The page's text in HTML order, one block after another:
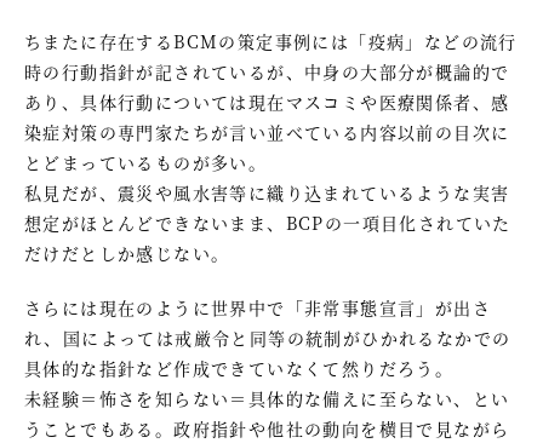
ちまたに存在するBCMの策定事例には「疫病」などの流行
時の行動指針が記されているが、中身の大部分が概論的で
あり、具体行動については現在マスコミや医療関係者、感
染症対策の専門家たちが言い並べている内容以前の目次に
とどまっているものが多い。
私見だが、震災や風水害等に織り込まれているような実害
想定がほとんどできないまま、BCPの一項目化されていた
だけだとしか感じない。
さらには現在のように世界中で「非常事態宣言」が出さ
れ、国によっては戒厳令と同等の統制がひかれるなかでの
具体的な指針など作成できていなくて然りだろう。
未経験＝怖さを知らない＝具体的な備えに至らない、とい
うことでもある。政府指針や他社の動向を横目で見ながら